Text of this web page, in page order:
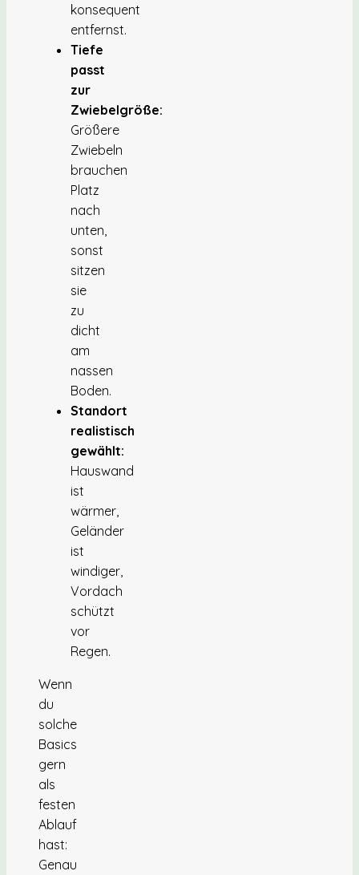
konsequent
entfernst.
Tiefe
passt
zur
Zwiebelgröße:
Größere
Zwiebeln
brauchen
Platz
nach
unten,
sonst
sitzen
sie
zu
dicht
am
nassen
Boden.
Standort
realistisch
gewählt:
Hauswand
ist
wärmer,
Geländer
ist
windiger,
Vordach
schützt
vor
Regen.
Wenn
du
solche
Basics
gern
als
festen
Ablauf
hast:
Genau